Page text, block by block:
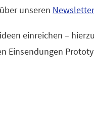
unseren Newsletter
einreichen –
Einsendungen